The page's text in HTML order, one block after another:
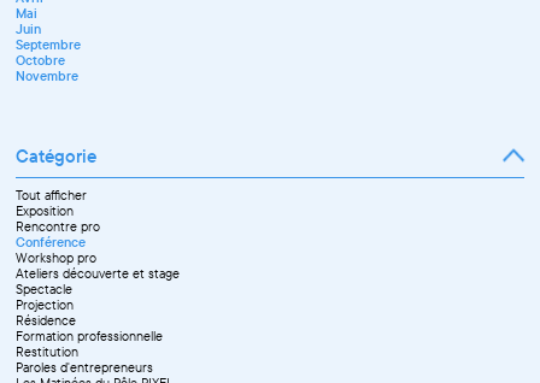
Mai
Juin
Septembre
Octobre
Novembre
Catégorie
Tout afficher
Exposition
Rencontre pro
Conférence
Workshop pro
Ateliers découverte et stage
Spectacle
Projection
Résidence
Formation professionnelle
Restitution
Paroles d'entrepreneurs